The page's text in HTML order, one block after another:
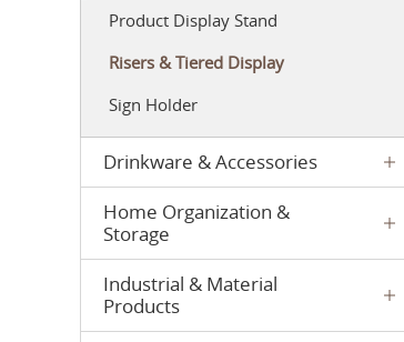
Product Display Stand
Risers & Tiered Display
Sign Holder
Drinkware & Accessories
Home Organization &
Storage
Industrial & Material
Products